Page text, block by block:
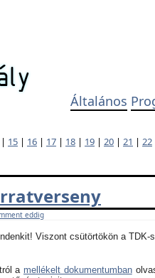
Általános
15 | 16 | 17 | 18 | 19 | 20 | 21 | 22
eddig
Viszont csütörtökön a TDK-
a mellékelt dokumentumban